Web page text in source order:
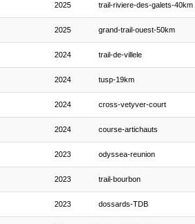
2025 trail-riviere-des-galets-40km
2025 grand-trail-ouest-50km
2024 trail-de-villele
2024 tusp-19km
2024 cross-vetyver-court
2024 course-artichauts
2023 odyssea-reunion
2023 trail-bourbon
2023 dossards-TDB